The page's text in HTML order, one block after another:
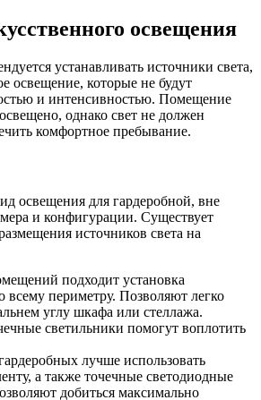
освещения
устанавливать источники света,
освещение, которые не будут
и интенсивностью. Помещение
однако свет не должен
комфортное пребывание.
освещения для гардеробной, вне
и конфигурации. Существует
источников света на
подходит установка
всему периметру. Позволяют легко
углу шкафа или стеллажа.
светильники помогут воплотить
лучше использовать
а также точечные светодиодные
добиться максимально